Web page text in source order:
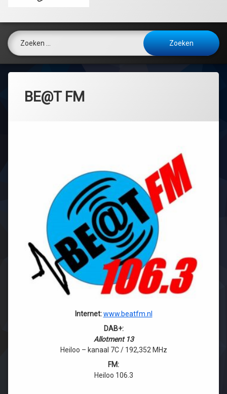
Zoeken naar:
BE@T FM
Internet: www.beatfm.nl
DAB+:
Allotment 13
Heiloo – kanaal 7C / 192,352 MHz
FM:
Heiloo 106.3